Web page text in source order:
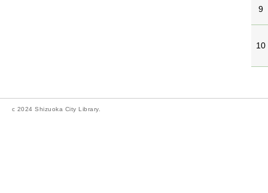
9
10
c 2024 Shizuoka City Library.